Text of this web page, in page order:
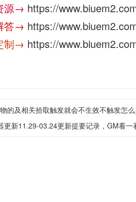
源→ https://
答→ https://
制→ https://
的及相关拾取触发就会不生效不触发怎
更新11.29-03.24更新提要记录，GM看一